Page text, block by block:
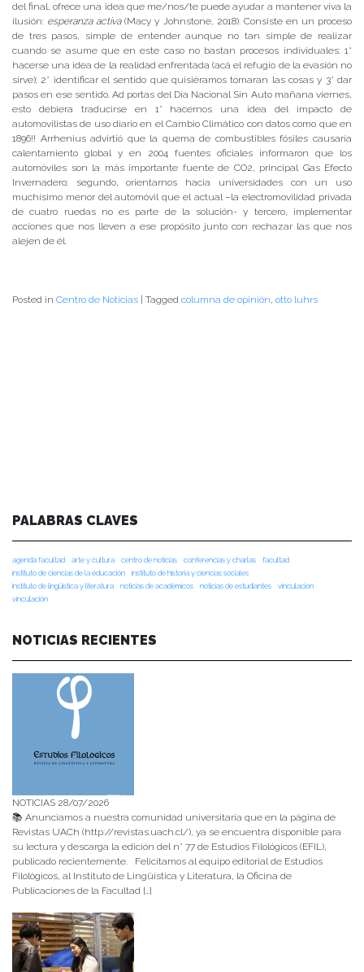
del final, ofrece una idea que me/nos/te puede ayudar a mantener viva la
ilusión: esperanza activa(Macy y Johnstone, 2018). Consiste en un proceso
de tres pasos, simple de entender aunque no tan simple de realizar
cuando se asume que en este caso no bastan procesos individuales: 1°
hacerse una idea de la realidad enfrentada (acá el refugio de la evasión no
sirve); 2° identificar el sentido que quisiéramos tomaran las cosas y 3° dar
pasos en ese sentido. Ad portas del Día Nacional Sin Auto mañana viernes,
esto debiera traducirse en 1° hacernos una idea del impacto de
automovilistas de uso diario en el Cambio Climático con datos como que en
1896!! Arrhenius advirtió que la quema de combustibles fósiles causaría
calentamiento global y en 2004 fuentes oficiales informaron que los
automóviles son la más importante fuente de CO2, principal Gas Efecto
Invernadero; segundo, orientarnos hacia universidades con un uso
muchísimo menor del automóvil que el actual –la electromovilidad privada
de cuatro ruedas no es parte de la solución- y tercero, implementar
acciones que nos lleven a ese propósito junto con rechazar las que nos
alejen de él.
Posted in Centro de Noticias Tagged columna de opinión, otto luhrs
PALABRAS CLAVES
agenda facultad arte y cultura centro de noticias conferencias y charlas
facultad
instituto de ciencias de la educación
instituto de historia y ciencias sociales
instituto de lingüística y literatura
noticias de académicos noticias de estudiantes
vinculacion
vinculación
NOTICIAS RECIENTES
NOTICIAS 28/07/2026
📚 Anunciamos a nuestra comunidad universitaria que en la página de
Revistas UACh (http://revistas.uach.cl/), ya se encuentra disponible para
su lectura y descarga la edición del n° 77 de Estudios Filológicos (EFIL),
publicado recientemente. Felicitamos al equipo editorial de Estudios
Filológicos, al Instituto de Lingüística y Literatura, la Oficina de
Publicaciones de la Facultad […]